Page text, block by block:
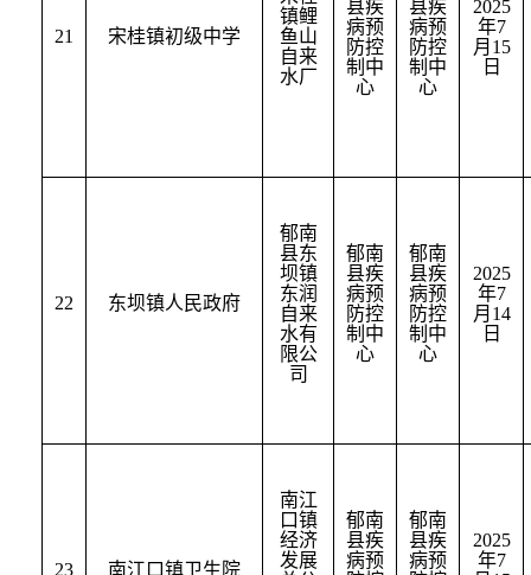
21 宋桂镇初级中学
镇鲤
鱼山
自来
水厂
县疾
病预
防控
制中
心
县疾
病预
防控
制中
心
2025
年7
月 15
日
22 东坝镇人民政府
郁南
县东
坝镇
东润
自来
水有
限公
司
郁南
县疾
病预
防控
制中
心
郁南
县疾
病预
防控
制中
心
2025
年7
月 14
日
23 南江口镇卫生院
南江
口镇
经济
发展
郁南
县疾
病预
郁南
县疾
病预
2025
年7